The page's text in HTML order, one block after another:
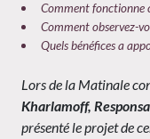
Comment fonctionne
Comment observez-
Quels bénéfices a
Lors de la Matinale
Kharlamoff,
présenté le projet de